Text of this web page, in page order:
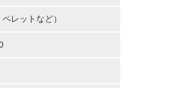
レットなど）